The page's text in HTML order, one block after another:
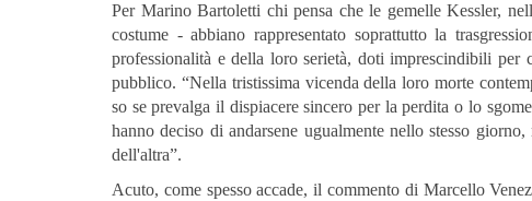
Per Marino Bartoletti chi pensa che le gemelle Kessler,
costume - abbiano rappresentato soprattutto la
professionalità e della loro serietà, doti imprescindibili
pubblico. “Nella tristissima vicenda della loro morte
so se prevalga il dispiacere sincero per la perdita o lo
hanno deciso di andarsene ugualmente nello stesso
dell'altra”.
Acuto, come spesso accade, il commento di Marcello